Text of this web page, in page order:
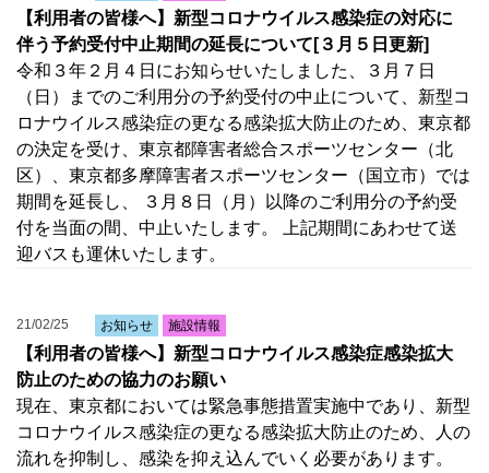
【利用者の皆様へ】新型コロナウイルス感染症の対応に
伴う予約受付中止期間の延長について[３月５日更新]
令和３年２月４日にお知らせいたしました、３月７日
（日）までのご利用分の予約受付の中止について、新型コ
ロナウイルス感染症の更なる感染拡大防止のため、東京都
の決定を受け、東京都障害者総合スポーツセンター（北
区）、東京都多摩障害者スポーツセンター（国立市）では
期間を延長し、 ３月８日（月）以降のご利用分の予約受
付を当面の間、中止いたします。 上記期間にあわせて送
迎バスも運休いたします。
21/02/25 お知らせ 施設情報
【利用者の皆様へ】新型コロナウイルス感染症感染拡大
防止のための協力のお願い
現在、東京都においては緊急事態措置実施中であり、新型
コロナウイルス感染症の更なる感染拡大防止のため、人の
流れを抑制し、感染を抑え込んでいく必要があります。